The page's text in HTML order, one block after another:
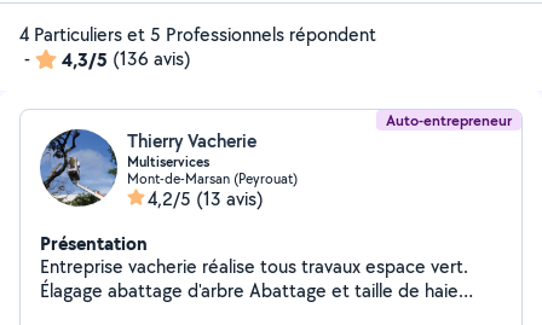
4 Particuliers et 5 Professionnels répondent
-
4,3/5 (136 avis)
Auto-entrepreneur
Thierry Vacherie
Multiservices
Mont-de-Marsan (Peyrouat)
4,2/5 (13 avis)
Présentation
Entreprise vacherie réalise tous travaux espace vert.
Élagage abattage d'arbre Abattage et taille de haie